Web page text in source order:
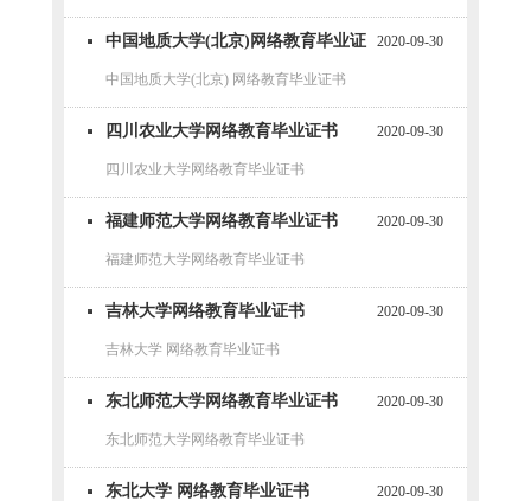
2020-09-30
中国地质大学(北京)网络教育毕业证
书
中国地质大学(北京) 网络教育毕业证书
2020-09-30
四川农业大学网络教育毕业证书
四川农业大学网络教育毕业证书
2020-09-30
福建师范大学网络教育毕业证书
福建师范大学网络教育毕业证书
2020-09-30
吉林大学网络教育毕业证书
吉林大学 网络教育毕业证书
2020-09-30
东北师范大学网络教育毕业证书
东北师范大学网络教育毕业证书
2020-09-30
东北大学 网络教育毕业证书